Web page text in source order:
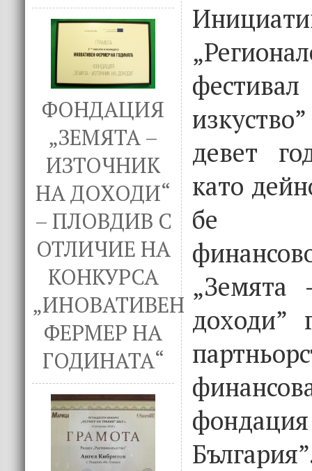
ФОНДАЦИЯ
„ЗЕМЯТА –
ИЗТОЧНИК
НА ДОХОДИ“
– ПЛОВДИВ С
ОТЛИЧИЕ НА
КОНКУРСА
„ИНОВАТИВЕН
ФЕРМЕР НА
ГОДИНАТА“
девет
като
бе
„Земята
доходи”